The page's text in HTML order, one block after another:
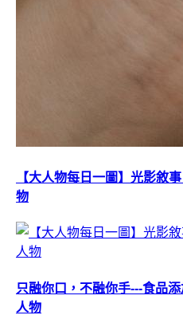
【大人物每日一圖】光影敘
物
只融你口，不融你手---食品
人物